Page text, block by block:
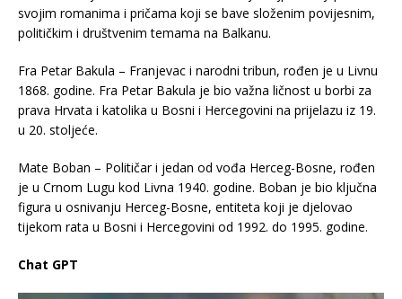
svojim romanima i pričama koji se bave složenim povijesnim,
političkim i društvenim temama na Balkanu.
Fra Petar Bakula – Franjevac i narodni tribun, rođen je u Livnu
1868. godine. Fra Petar Bakula je bio važna ličnost u borbi za
prava Hrvata i katolika u Bosni i Hercegovini na prijelazu iz 19.
u 20. stoljeće.
Mate Boban – Političar i jedan od vođa Herceg-Bosne, rođen
je u Crnom Lugu kod Livna 1940. godine. Boban je bio ključna
figura u osnivanju Herceg-Bosne, entiteta koji je djelovao
tijekom rata u Bosni i Hercegovini od 1992. do 1995. godine.
Chat GPT